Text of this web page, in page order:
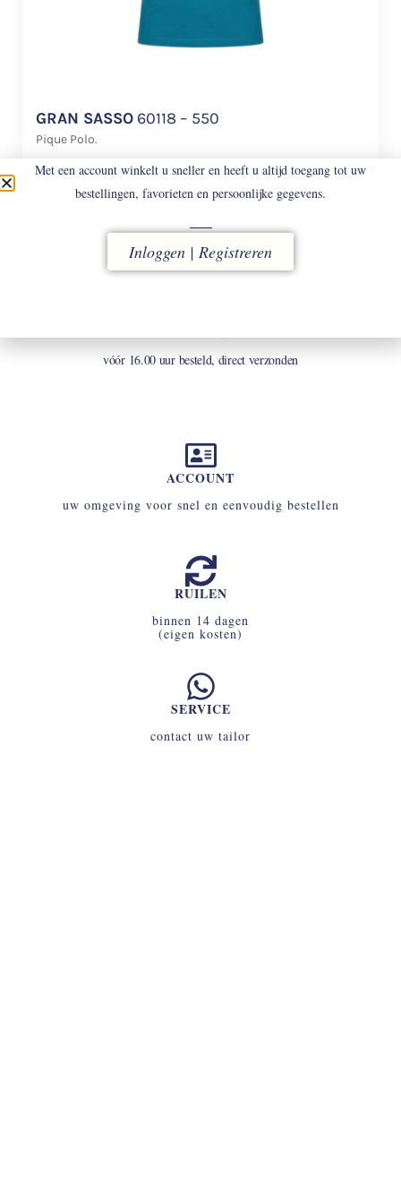
GRAN SASSO 60118 – 550
Pique Polo.
€148 €103,60
vóór 16.00 uur besteld, direct verzonden
ACCOUNT
uw omgeving voor snel en eenvoudig bestellen
RUILEN
binnen 14 dagen
(eigen kosten)
SERVICE
contact uw tailor
Met een account winkelt u sneller en heeft u altijd toegang tot uw
bestellingen, favorieten en persoonlijke gegevens.
Inloggen | Registreren